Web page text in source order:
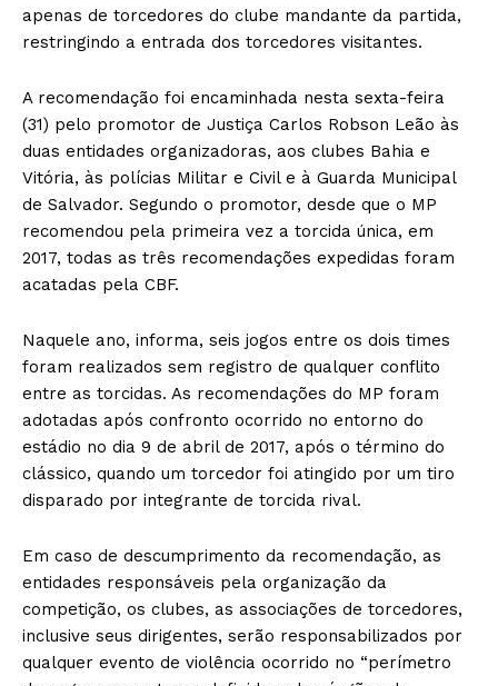
apenas de torcedores do clube mandante da partida,
restringindo a entrada dos torcedores visitantes.
A recomendação foi encaminhada nesta sexta-feira
(31) pelo promotor de Justiça Carlos Robson Leão às
duas entidades organizadoras, aos clubes Bahia e
Vitória, às polícias Militar e Civil e à Guarda Municipal
de Salvador. Segundo o promotor, desde que o MP
recomendou pela primeira vez a torcida única, em
2017, todas as três recomendações expedidas foram
acatadas pela CBF.
Naquele ano, informa, seis jogos entre os dois times
foram realizados sem registro de qualquer conflito
entre as torcidas. As recomendações do MP foram
adotadas após confronto ocorrido no entorno do
estádio no dia 9 de abril de 2017, após o término do
clássico, quando um torcedor foi atingido por um tiro
disparado por integrante de torcida rival.
Em caso de descumprimento da recomendação, as
entidades responsáveis pela organização da
competição, os clubes, as associações de torcedores,
inclusive seus dirigentes, serão responsabilizados por
qualquer evento de violência ocorrido no “perímetro